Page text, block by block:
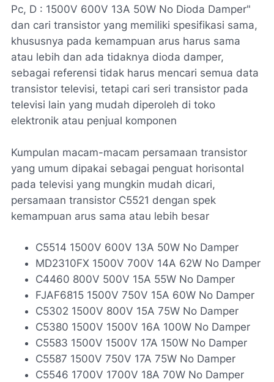
Pc, D : 1500V 600V 13A 50W No Dioda Damper"
dan cari transistor yang memiliki spesifikasi sama,
khususnya pada kemampuan arus harus sama
atau lebih dan ada tidaknya dioda damper,
sebagai referensi tidak harus mencari semua data
transistor televisi, tetapi cari seri transistor pada
televisi lain yang mudah diperoleh di toko
elektronik atau penjual komponen
Kumpulan macam-macam persamaan transistor
yang umum dipakai sebagai penguat horisontal
pada televisi yang mungkin mudah dicari,
persamaan transistor C5521 dengan spek
kemampuan arus sama atau lebih besar
C5514 1500V 600V 13A 50W No Damper
MD2310FX 1500V 700V 14A 62W No Damper
C4460 800V 500V 15A 55W No Damper
FJAF6815 1500V 750V 15A 60W No Damper
C5302 1500V 800V 15A 75W No Damper
C5380 1500V 1500V 16A 100W No Damper
C5583 1500V 1500V 17A 150W No Damper
C5587 1500V 750V 17A 75W No Damper
C5546 1700V 1700V 18A 70W No Damper